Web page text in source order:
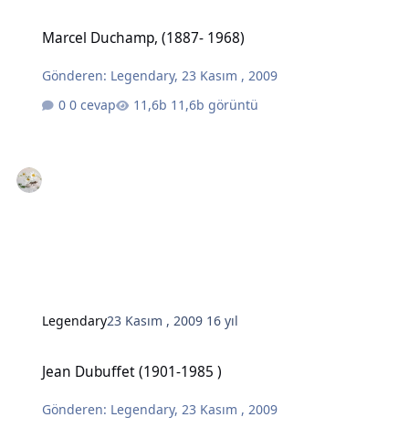
Marcel Duchamp, (1887- 1968)
Gönderen: Legendary,23 Kasım , 2009
0 cevap
11,6b görüntü
Legendary23 Kasım , 2009 16 yıl
Jean Dubuffet (1901-1985 )
Gönderen: Legendary,23 Kasım , 2009